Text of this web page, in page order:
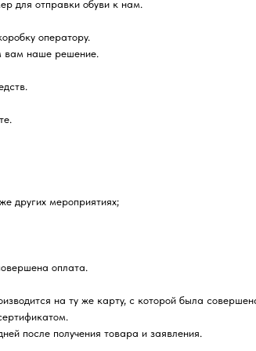
для отправки обуви к нам.
оператору.
вам наше решение.
других мероприятиях;
оплата.
на ту же карту, с которой была
после получения товара и заявления.